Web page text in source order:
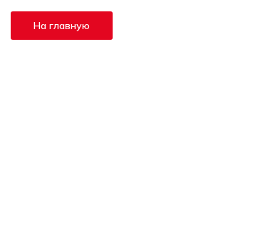
На главную